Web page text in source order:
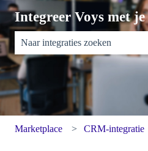
Integreer Voys met
Er zijn geen suggesties want het
Marketplace CRM-integratie